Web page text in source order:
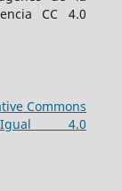
CC 4.0
Commons
4.0